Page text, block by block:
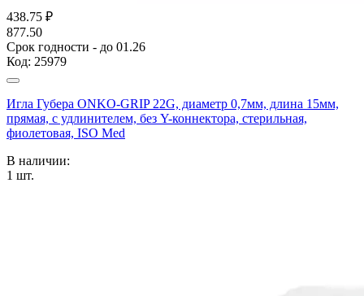
438.75 ₽
877.50
Срок годности - до 01.26
Код: 25979
Игла Губера ONKO-GRIP 22G, диаметр 0,7мм, длина 15мм,
прямая, с удлинителем, без Y-коннектора, стерильная,
фиолетовая, ISO Med
В наличии:
1 шт.